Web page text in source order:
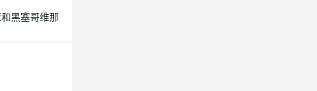
黑塞哥维那